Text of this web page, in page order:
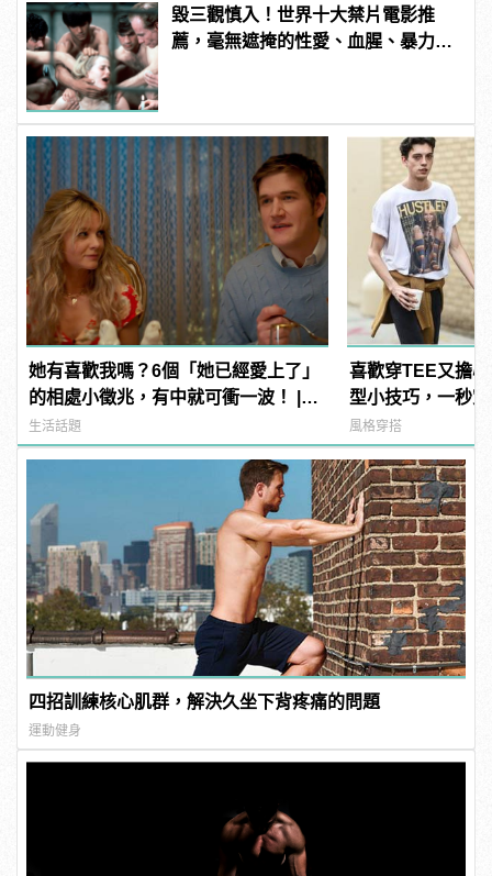
毀三觀慎入！世界十大禁片電影推
薦，毫無遮掩的性愛、血腥、暴力、
她有喜歡我嗎？6個「她已經愛上了」
的相處小徵兆，有中就可衝一波！ |
manfashion這樣變型男
生活話題
喜歡穿TEE又擔
型小技巧，一秒
風格穿搭
四招訓練核心肌群，解決久坐下背疼痛的問題
運動健身